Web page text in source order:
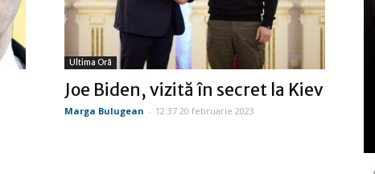
Ultima Oră
Joe Biden, vizită în secret la Kiev
Marga Bulugean - 12:37 20 februarie 2023